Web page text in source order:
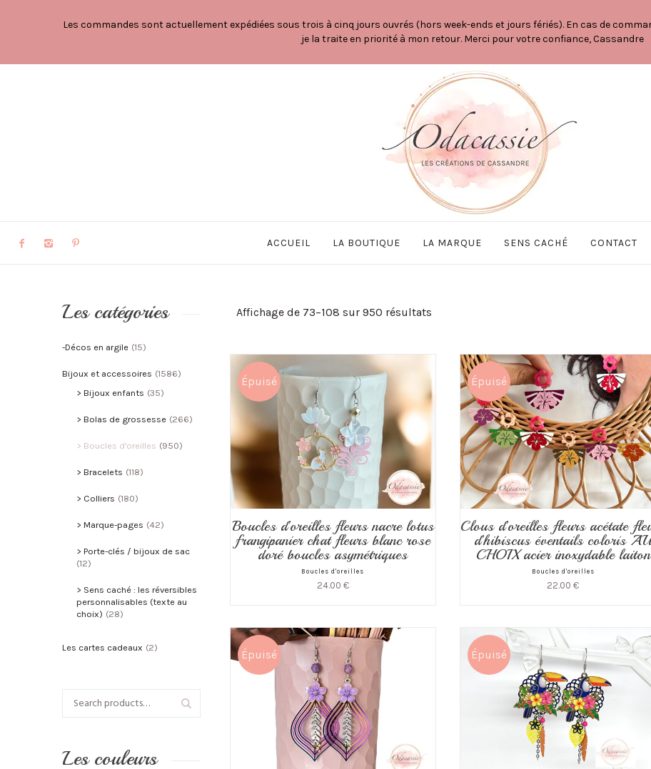
Les commandes sont actuellement expédiées sous trois à cinq jours ouvrés (hors week-ends et jours fériés). En cas de
je la traite en priorité à mon retour. Merci pour votre confiance, Cassandre
ACCUEIL LA BOUTIQUE LA MARQUE SENS CACHÉ CONTACT
Affichage de 73–108 sur 950 résultats
Épuisé
Boucles d’oreilles fleurs nacre lotus
frangipanier chat fleurs blanc rose
doré boucles asymétriques
Boucles d'oreilles
24.00 €
Épuisé
Clous d’oreilles fleurs acétate
d’hibiscus éventails coloris
CHOIX acier inoxydable laiton
Boucles d'oreilles
22.00 €
Épuisé Épuisé
Les catégories
-Décos en argile (15)
Bijoux et accessoires (1586)
Bijoux enfants (35)
Bolas de grossesse (266)
Boucles d'oreilles (950)
Bracelets (118)
Colliers (180)
Marque-pages (42)
Porte-clés / bijoux de sac
(12)
Sens caché : les réversibles
personnalisables (texte au
choix) (28)
Les cartes cadeaux (2)
Les couleurs